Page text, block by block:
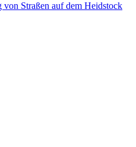
von Straßen auf dem Heidstock